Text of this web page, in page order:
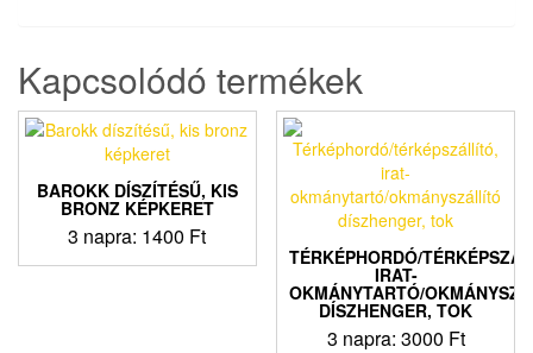
Kapcsolódó termékek
BAROKK DÍSZÍTÉSŰ, KIS
BRONZ KÉPKERET
3 napra: 1400 Ft
TÉRKÉPHORDÓ/
IRAT-
OKMÁNYTARTÓ/
DÍSZHENGER, TOK
3 napra: 3000 Ft